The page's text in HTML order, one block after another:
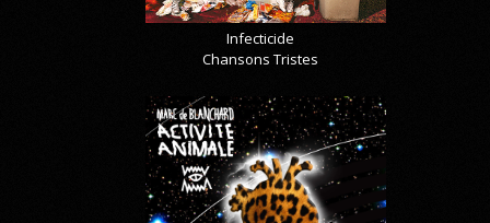
Infecticide
Chansons Tristes